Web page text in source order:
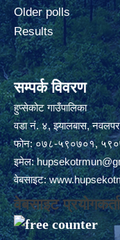
Older polls
Results
सम्पर्क विवरण
हुप्सेकोट गाउँपालिका
वडा नं. ४, झ्यालबास,
फोन: ०७८-५९०७०१,
इमेल:
वेबसाइट:
वेबसाइट